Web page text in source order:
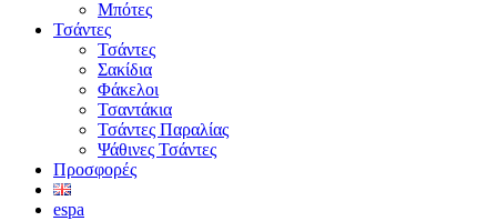
Μπότες
Τσάντες
Τσάντες
Σακίδια
Φάκελοι
Τσαντάκια
Τσάντες Παραλίας
Ψάθινες Τσάντες
Προσφορές
espa